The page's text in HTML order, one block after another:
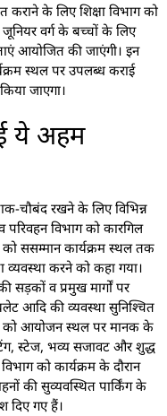
कराने के लिए शिक्षा विभाग को
वर्ग के बच्चों के लिए
आयोजित की जाएंगी। इन
स्थल पर उपलब्ध कराई
जाएगा।
ये अहम
चौबंद रखने के लिए विभिन्न
परिवहन विभाग को कारगिल
ससम्मान कार्यक्रम स्थल तक
करने को कहा गया।
सड़कों व प्रमुख मार्गों पर
आदि की व्यवस्था सुनिश्चित
को आयोजन स्थल पर मानक के
स्टेज, भव्य सजावट और शुद्ध
को कार्यक्रम के दौरान
की सुव्यवस्थित पार्किंग के
दिए गए हैं।